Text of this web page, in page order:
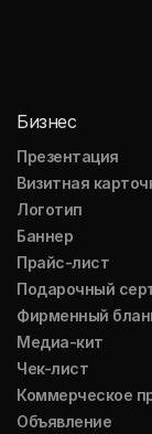
Бизнес
Презентация
Визитная
Логотип
Баннер
Прайс-лист
Подарочный
Фирменный
Медиа-кит
Чек-лист
Коммерческое
Объявление